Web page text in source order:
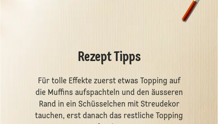
Rezept Tipps
Für tolle Effekte zuerst etwas Topping auf
die Muffins aufspachteln und den äusseren
Rand in ein Schüsselchen mit Streudekor
tauchen, erst danach das restliche Topping